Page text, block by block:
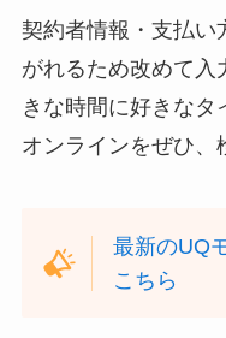
契約者情報・支払い
がれるため改めて入
きな時間に好きなタ
オンラインをぜひ、
最新のUQ
こちら